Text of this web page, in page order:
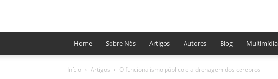
Home Sobre Nós Artigos Autores Blog Multimídia
Início Artigos O funcionalismo público e a drenagem dos cérebros